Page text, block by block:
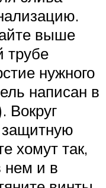
выше
трубе
нужного
написан в
Вокруг
защитную
хомут так,
нем и в